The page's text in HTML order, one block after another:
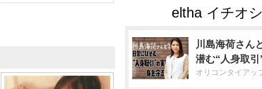
川島海荷さん
潜む“人身取
オリコンタイアッ